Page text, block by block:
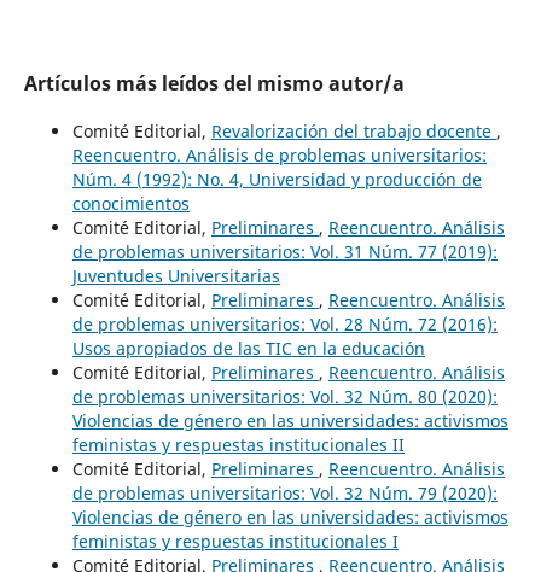
Artículos más leídos del mismo autor/a
Comité Editorial, Revalorización del trabajo docente ,
Reencuentro. Análisis de problemas universitarios:
Núm. 4 (1992): No. 4, Universidad y producción de
conocimientos
Comité Editorial, Preliminares , Reencuentro. Análisis
de problemas universitarios: Vol. 31 Núm. 77 (2019):
Juventudes Universitarias
Comité Editorial, Preliminares , Reencuentro. Análisis
de problemas universitarios: Vol. 28 Núm. 72 (2016):
Usos apropiados de las TIC en la educación
Comité Editorial, Preliminares , Reencuentro. Análisis
de problemas universitarios: Vol. 32 Núm. 80 (2020):
Violencias de género en las universidades: activismos
feministas y respuestas institucionales II
Comité Editorial, Preliminares , Reencuentro. Análisis
de problemas universitarios: Vol. 32 Núm. 79 (2020):
Violencias de género en las universidades: activismos
feministas y respuestas institucionales I
Comité Editorial, Preliminares , Reencuentro. Análisis